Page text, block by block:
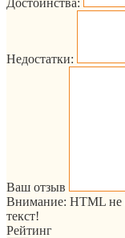
Достоинства:
Недостатки:
Ваш отзыв
Внимание: HTML не
текст!
Рейтинг